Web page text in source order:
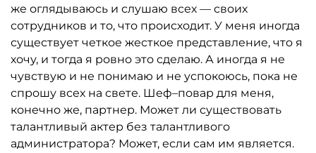
же оглядываюсь и слушаю всех — своих
сотрудников и то, что происходит. У меня иногда
существует четкое жесткое представление, что я
хочу, и тогда я ровно это сделаю. А иногда я не
чувствую и не понимаю и не успокоюсь, пока не
спрошу всех на свете. Шеф–повар для меня,
конечно же, партнер. Может ли существовать
талантливый актер без талантливого
администратора? Может, если сам им является.